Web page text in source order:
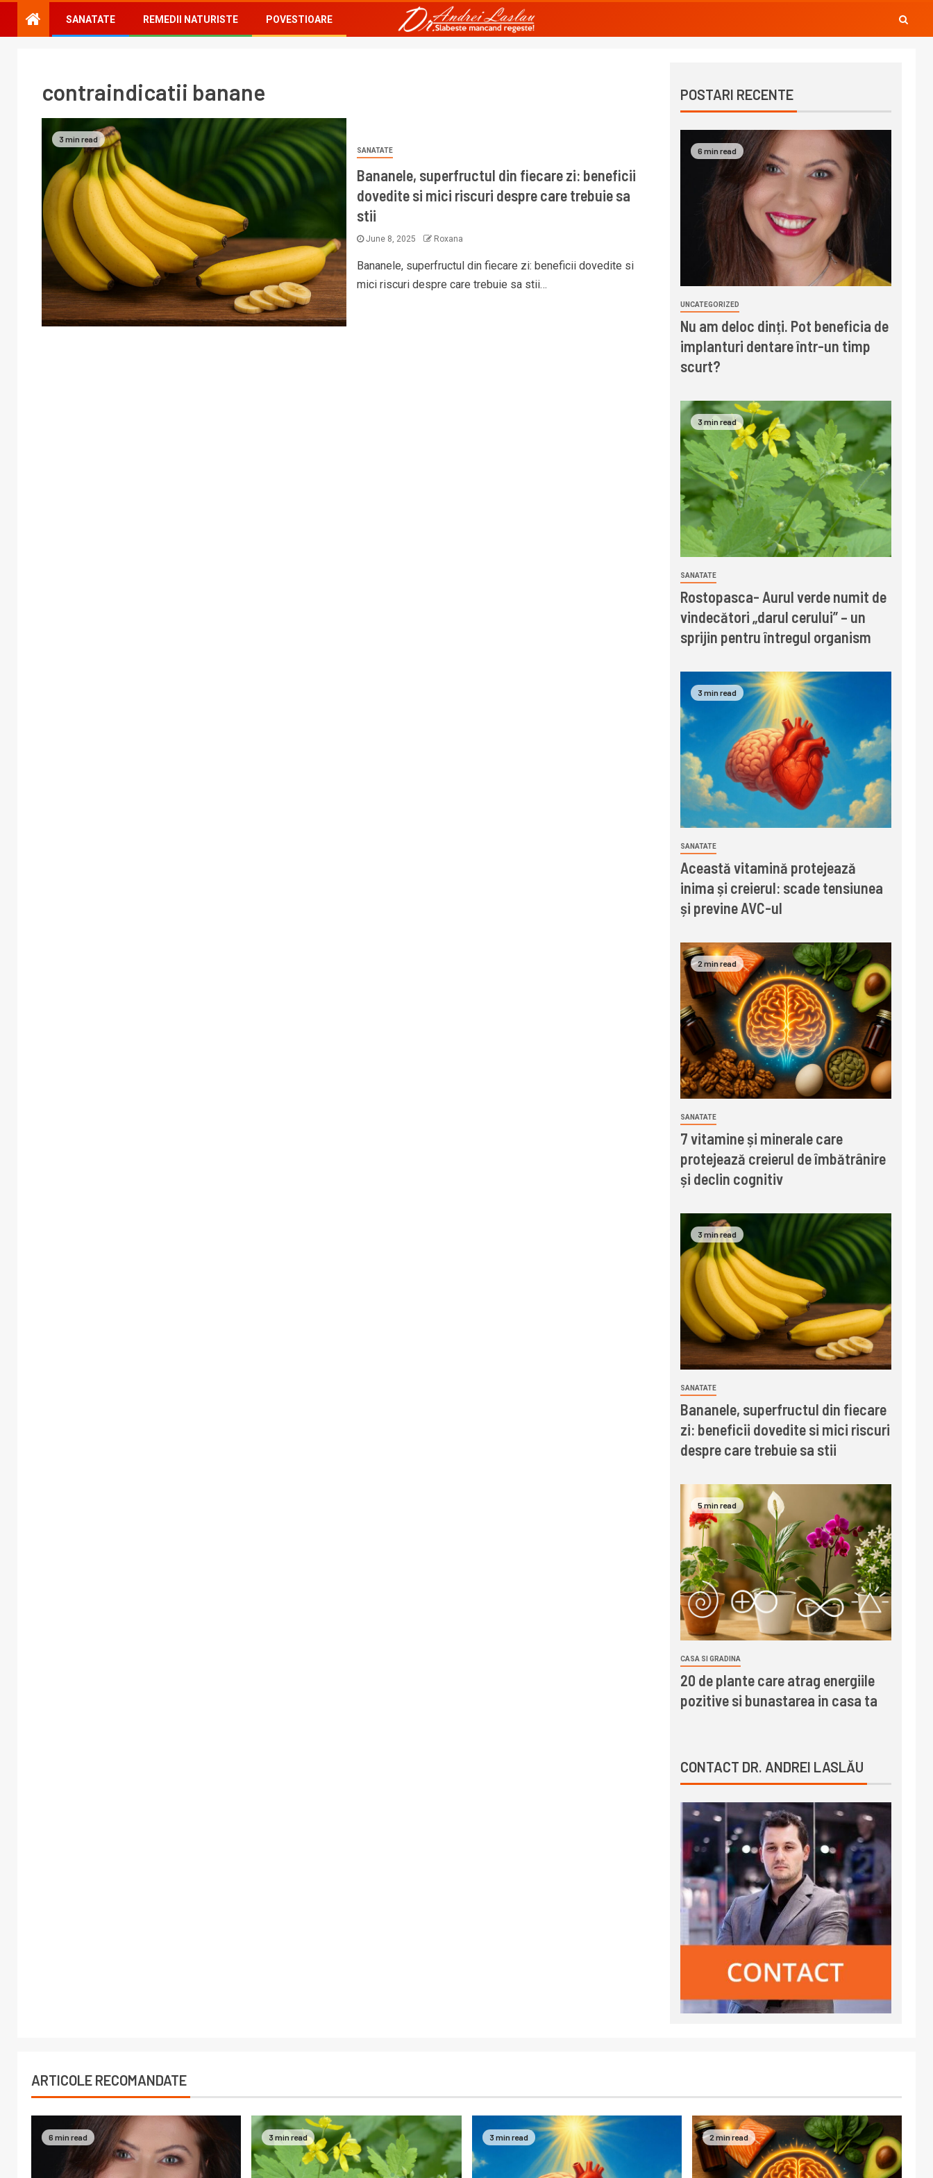
SANATATE REMEDII NATURISTE POVESTIOARE
contraindicatii banane
3 min read
SANATATE
Bananele, superfructul din fiecare zi: beneficii
dovedite si mici riscuri despre care trebuie sa
stii
June 8, 2025 Roxana
Bananele, superfructul din fiecare zi: beneficii dovedite si
mici riscuri despre care trebuie sa stii…
POSTARI RECENTE
6 min read
UNCATEGORIZED
Nu am deloc dinți. Pot beneficia de
implanturi dentare într-un timp
scurt?
3 min read
SANATATE
Rostopasca- Aurul verde numit de
vindecători „darul cerului” – un
sprijin pentru întregul organism
3 min read
SANATATE
Această vitamină protejează
inima și creierul: scade tensiunea
și previne AVC-ul
2 min read
SANATATE
7 vitamine și minerale care
protejează creierul de îmbătrânire
și declin cognitiv
3 min read
SANATATE
Bananele, superfructul din fiecare
zi: beneficii dovedite si mici riscuri
despre care trebuie sa stii
5 min read
CASA SI GRADINA
20 de plante care atrag energiile
pozitive si bunastarea in casa ta
CONTACT DR. ANDREI LASLĂU
ARTICOLE RECOMANDATE
6 min read 3 min read 3 min read 2 min read